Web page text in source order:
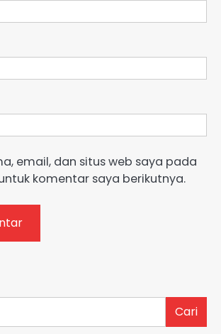
email, dan situs web saya pada
komentar saya berikutnya.
Cari